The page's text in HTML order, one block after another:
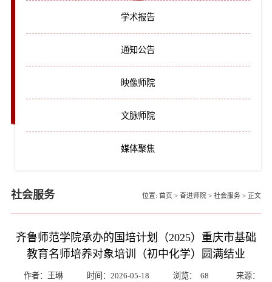
学术报告
通知公告
映像师院
文脉师院
媒体聚焦
社会服务 位置: 首页 > 奋进师院 > 社会服务 > 正文
齐鲁师范学院承办的国培计划（2025）重庆市基础
教育名师培养对象培训（初中化学）圆满结业
作者：王琳 时间：2026-05-18 浏览： 68
来源：